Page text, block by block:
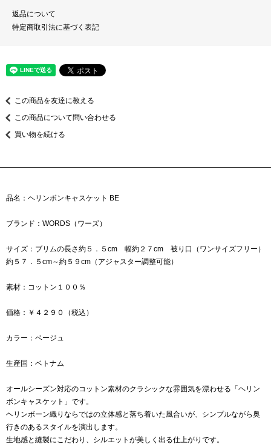
返品について
特定商取引法に基づく表記
この商品を友達に教える
この商品について問い合わせる
買い物を続ける
品名：ヘリンボンキャスケット BE
ブランド：WORDS（ワーズ）
サイズ：ブリムの長さ約５．５cm 幅約２７cm 被り口（ワンサイズフリー）
約５７．５cm～約５９cm（アジャスター調整可能）
素材：コットン１００％
価格：￥４２９０（税込）
カラー：ベージュ
生産国：ベトナム
オールシーズン対応のコットン素材のクラシックな雰囲気を漂わせる「ヘリン
ボンキャスケット」です。
ヘリンボーン織りならではの立体感と落ち着いた風合いが、シンプルながら奥
行きのあるスタイルを演出します。
生地感と縫製にこだわり、シルエットが美しく出る仕上がりです。